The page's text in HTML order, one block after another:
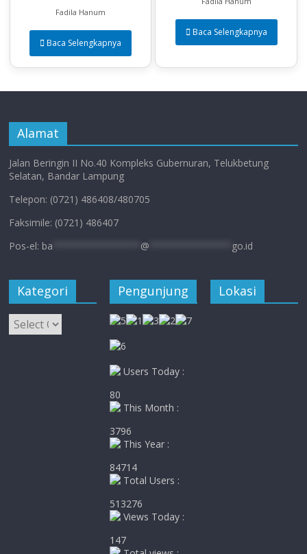
Fadila Hanum
Baca Selengkapnya
Baca Selengkapnya
Alamat
Jalan Beringin II No.40 Kompleks Gubernuran, Telukbetung
Selatan, Bandar Lampung
Telepon: (0721) 486408/480705
Faksimile: (0721) 486407
Pos-el: ba @ go.id
Kategori
Kategori
Pengunjung
Users Today :
80
This Month :
3796
This Year :
84714
Total Users :
513276
Views Today :
147
Lokasi